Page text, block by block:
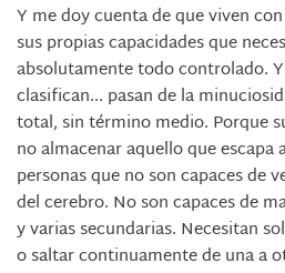
Y me doy cuenta de que viven
sus propias capacidades que
absolutamente todo controlado.
clasifican... pasan de la
total, sin término medio. Porque
no almacenar aquello que
personas que no son capaces de
del cerebro. No son capaces de
y varias secundarias. Necesitan
o saltar continuamente de una a